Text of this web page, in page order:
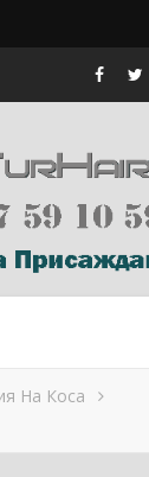
На Коса